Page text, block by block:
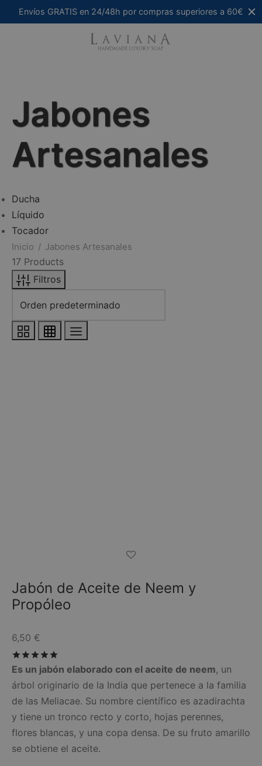
Envíos GRATIS en 24/48h por compras superiores a 60€
Jabones
Artesanales
Ducha
Líquido
Tocador
Búsqueda de texto
Categorías del producto -
Inicio / Jabones Artesanales
17 Products
Filtros
Jabón de Aceite de Neem y
Propóleo
6,50 €
Es un jabón elaborado con el aceite de neem, un
árbol originario de la India que pertenece a la familia
de las Meliacae. Su nombre científico es azadirachta
y tiene un tronco recto y corto, hojas perennes,
flores blancas, y una copa densa. De su fruto amarillo
se obtiene el aceite.